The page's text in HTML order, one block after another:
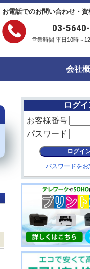
お電話でのお問い合わせ・
03-
営業時間 平日10時～
会社
ログ
お客様番号
パスワード
パスワードをお